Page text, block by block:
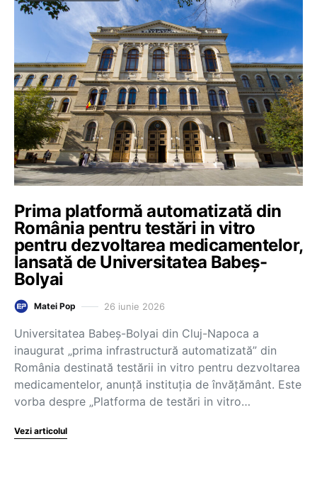
Prima platformă automatizată din
România pentru testări in vitro
pentru dezvoltarea medicamentelor,
lansată de Universitatea Babeș-
Bolyai
Matei Pop 26 iunie 2026
Universitatea Babeș-Bolyai din Cluj-Napoca a
inaugurat „prima infrastructură automatizată” din
România destinată testării in vitro pentru dezvoltarea
medicamentelor, anunță instituția de învățământ. Este
vorba despre „Platforma de testări in vitro…
Vezi articolul